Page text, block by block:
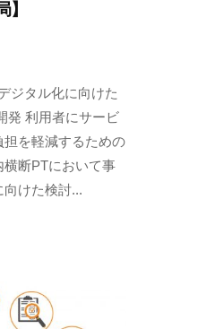
ジタル化に向けた
発 利用者にサービ
を軽減するための
断PTにおいて事
けた検討...